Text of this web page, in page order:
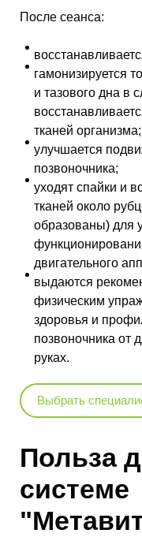
После сеанса:
гамонизируется
и тазового дна в
тканей организма;
улучшается
позвоночника;
уходят спайки и
тканей около
образованы) для
двигательного
выдаются
физическим
здоровья и
позвоночника от
руках.
Выбрать
Польза
системе